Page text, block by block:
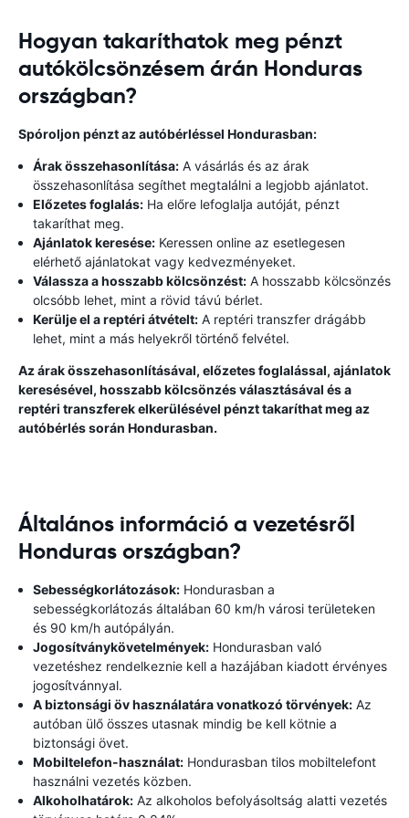
Hogyan takaríthatok meg pénzt
autókölcsönzésem árán Honduras
országban?
Spóroljon pénzt az autóbérléssel Hondurasban:
Árak összehasonlítása: A vásárlás és az árak
összehasonlítása segíthet megtalálni a legjobb ajánlatot.
Előzetes foglalás: Ha előre lefoglalja autóját, pénzt
takaríthat meg.
Ajánlatok keresése: Keressen online az esetlegesen
elérhető ajánlatokat vagy kedvezményeket.
Válassza a hosszabb kölcsönzést: A hosszabb kölcsönzés
olcsóbb lehet, mint a rövid távú bérlet.
Kerülje el a reptéri átvételt: A reptéri transzfer drágább
lehet, mint a más helyekről történő felvétel.
Az árak összehasonlításával, előzetes foglalással, ajánlatok
keresésével, hosszabb kölcsönzés választásával és a
reptéri transzferek elkerülésével pénzt takaríthat meg az
autóbérlés során Hondurasban.
Általános információ a vezetésről
Honduras országban?
Sebességkorlátozások: Hondurasban a
sebességkorlátozás általában 60 km/h városi területeken
és 90 km/h autópályán.
Jogosítványkövetelmények: Hondurasban való
vezetéshez rendelkeznie kell a hazájában kiadott érvényes
jogosítvánnyal.
A biztonsági öv használatára vonatkozó törvények: Az
autóban ülő összes utasnak mindig be kell kötnie a
biztonsági övet.
Mobiltelefon-használat: Hondurasban tilos mobiltelefont
használni vezetés közben.
Alkoholhatárok: Az alkoholos befolyásoltság alatti vezetés